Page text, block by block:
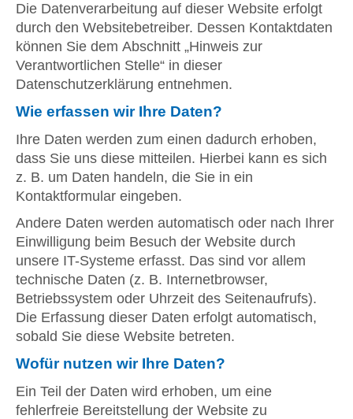
Die Datenverarbeitung auf dieser Website erfolgt
durch den Websitebetreiber. Dessen Kontaktdaten
können Sie dem Abschnitt „Hinweis zur
Verantwortlichen Stelle“ in dieser
Datenschutzerklärung entnehmen.
Wie erfassen wir Ihre Daten?
Ihre Daten werden zum einen dadurch erhoben,
dass Sie uns diese mitteilen. Hierbei kann es sich
z. B. um Daten handeln, die Sie in ein
Kontaktformular eingeben.
Andere Daten werden automatisch oder nach Ihrer
Einwilligung beim Besuch der Website durch
unsere IT-Systeme erfasst. Das sind vor allem
technische Daten (z. B. Internetbrowser,
Betriebssystem oder Uhrzeit des Seitenaufrufs).
Die Erfassung dieser Daten erfolgt automatisch,
sobald Sie diese Website betreten.
Wofür nutzen wir Ihre Daten?
Ein Teil der Daten wird erhoben, um eine
fehlerfreie Bereitstellung der Website zu